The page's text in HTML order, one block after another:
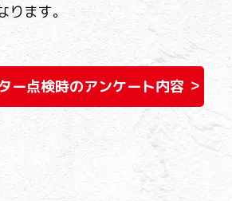
ます。
ー点検時のアンケート内容